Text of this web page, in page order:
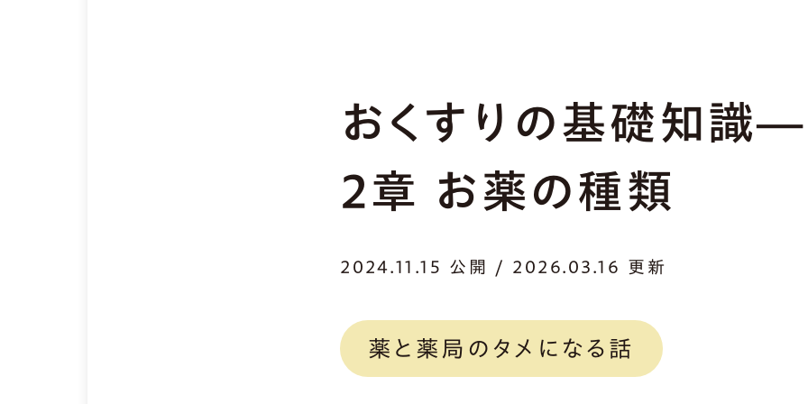
おくすりの基礎知識
2章 お薬の種類
2024.11.15 公開 / 2026.03.16 更新
薬と薬局のタメになる話